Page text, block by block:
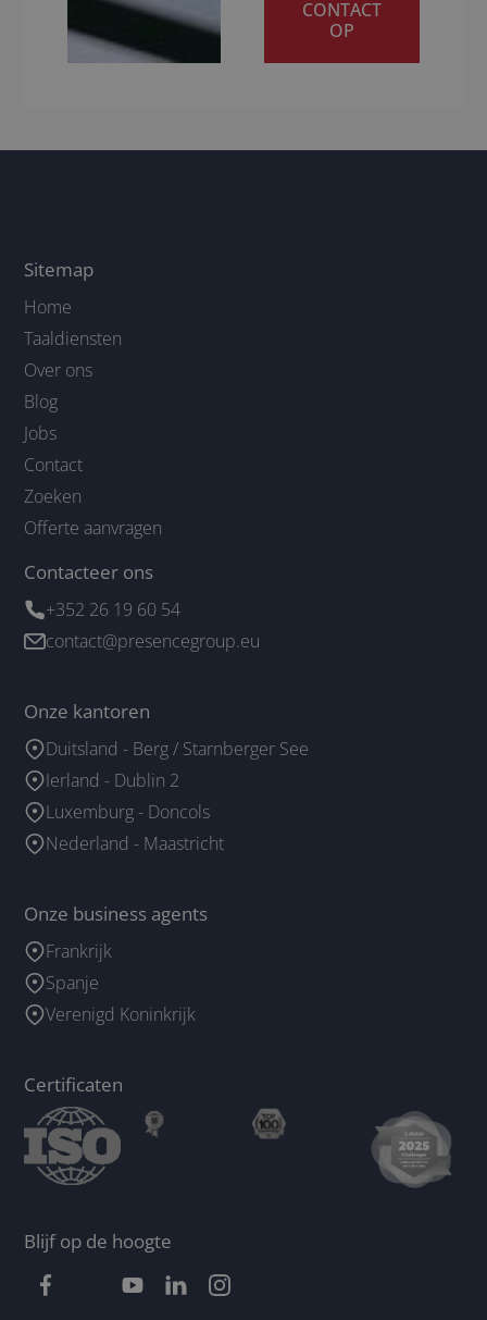
CONTACT
OP
Sitemap
Home
Taaldiensten
Over ons
Blog
Jobs
Contact
Zoeken
Offerte aanvragen
Contacteer ons
+352 26 19 60 54
contact@presencegroup.eu
Onze kantoren
Duitsland - Berg / Starnberger See
Ierland - Dublin 2
Luxemburg - Doncols
Nederland - Maastricht
Onze business agents
Frankrijk
Spanje
Verenigd Koninkrijk
Certificaten
Blijf op de hoogte